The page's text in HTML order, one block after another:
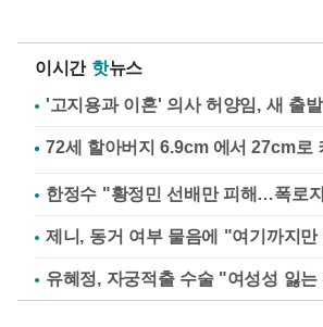
이시간 핫뉴스
'고지용과 이혼' 의사 허양임, 새 출
한정수 "황정민 선배만 피해…폭로
제니, 동거 여부 물음에 "여기까지
유혜정, 자궁적출 수술 "여성성 잃